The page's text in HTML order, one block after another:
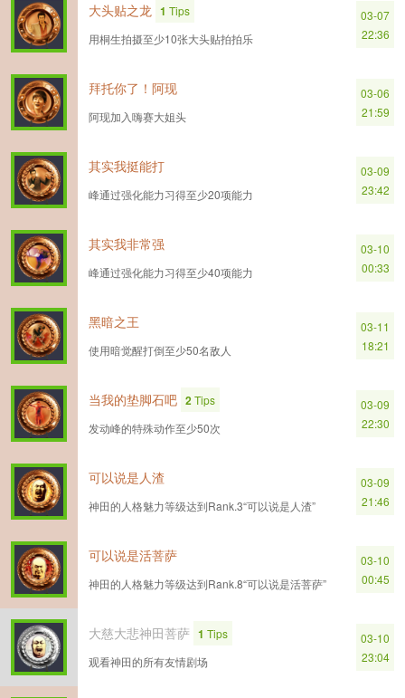
大头贴之龙 1 Tips
用桐生拍摄至少10张大头贴拍拍乐
03-07
22:36
拜托你了！阿现
阿现加入嗨赛大姐头
03-06
21:59
其实我挺能打
峰通过强化能力习得至少20项能力
03-09
23:42
其实我非常强
峰通过强化能力习得至少40项能力
03-10
00:33
黑暗之王
使用暗觉醒打倒至少50名敌人
03-11
18:21
当我的垫脚石吧 2Tips
发动峰的特殊动作至少50次
03-09
22:30
可以说是人渣
神田的人格魅力等级达到Rank.3“可以说是人渣”
03-09
21:46
可以说是活菩萨
神田的人格魅力等级达到Rank.8“可以说是活菩萨”
03-10
00:45
大慈大悲神田菩萨 1 Tips
观看神田的所有友情剧场
03-10
23:04